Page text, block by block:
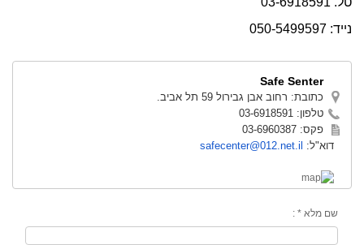
נייד: 050-5499597
Safe Senter
כתובת: רחוב אבן גבירול 59 תל אביב.
טלפון: 03-6918591
פקס: 03-6960387
דוא"ל: safecenter@012.net.il
שם מלא * :